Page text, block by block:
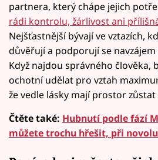
partnera, který chápe jejich
rádi kontrolu, žárlivost ani
Nejšťastnější bývají ve vztazích,
důvěřují a podporují se
Když najdou správného člověka,
ochotní udělat pro vztah
že vedle lásky mají prostor
Čtěte také: Hubnutí podle fází
můžete trochu hřešit, při